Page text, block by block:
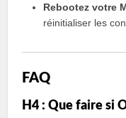
Rebootez votre
réinitialiser les
FAQ
H4 : Que faire si